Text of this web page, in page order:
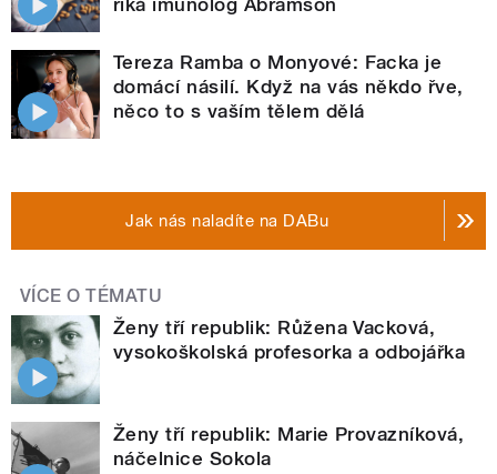
Tereza Ramba o Monyové: Facka je
domácí násilí. Když na vás někdo řve,
něco to s vaším tělem dělá
Jak nás naladíte na DABu
VÍCE O TÉMATU
Ženy tří republik: Růžena Vacková,
vysokoškolská profesorka a odbojářka
Ženy tří republik: Marie Provazníková,
náčelnice Sokola